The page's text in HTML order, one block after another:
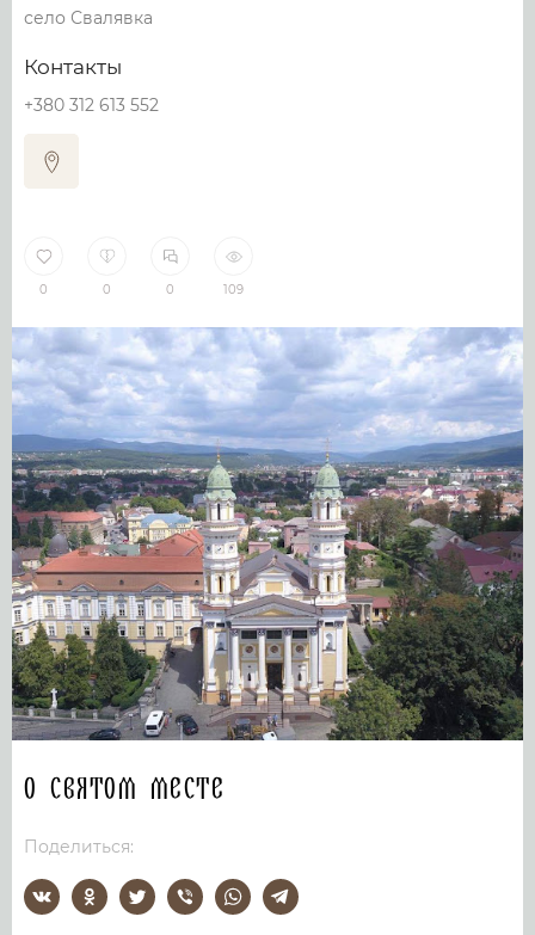
село Свалявка
Контакты
+380 312 613 552
0 0 0 109
О святом месте
Поделиться: